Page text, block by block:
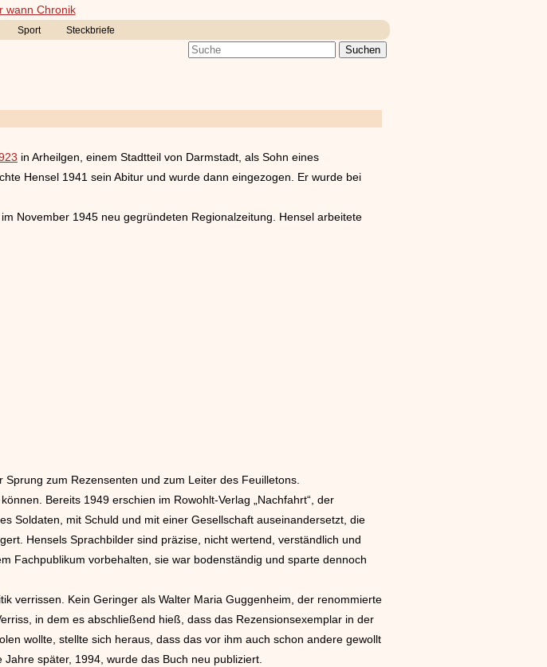
Sport Steckbriefe
in Arheilgen, einem Stadtteil von Darmstadt, als Sohn eines
Hensel 1941 sein Abitur und wurde dann eingezogen. Er wurde bei
November 1945 neu gegründeten Regionalzeitung. Hensel arbeitete
zum Rezensenten und zum Leiter des Feuilletons.
Bereits 1949 erschien im Rowohlt-Verlag „Nachfahrt“, der
Soldaten, mit Schuld und mit einer Gesellschaft auseinandersetzt, die
Hensels Sprachbilder sind präzise, nicht wertend, verständlich und
Fachpublikum vorbehalten, sie war bodenständig und sparte dennoch
verrissen. Kein Geringer als Walter Maria Guggenheim, der renommierte
in dem es abschließend hieß, dass das Rezensionsexemplar in der
wollte, stellte sich heraus, dass das vor ihm auch schon andere gewollt
später, 1994, wurde das Buch neu publiziert.